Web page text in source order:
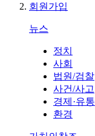
회원가입
뉴스
정치
사회
법원/검찰
사건/사고
경제·유통
환경